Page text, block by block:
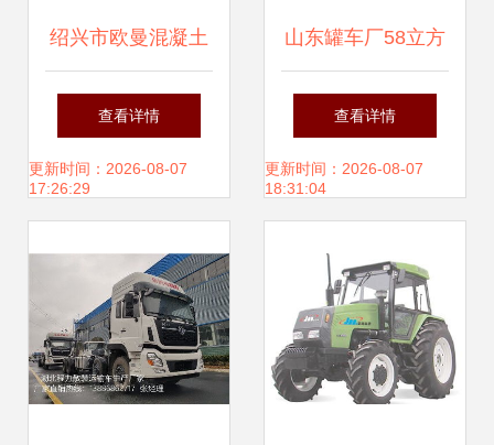
绍兴市欧曼混凝土
罐车图片 水泥车
查看详情
更新时间：2026-08-07
17:26:29
山东罐车厂58立方
散装水泥半挂车价
格与图片解析及背
查看详情
更新时间：2026-08-07
18:31:04